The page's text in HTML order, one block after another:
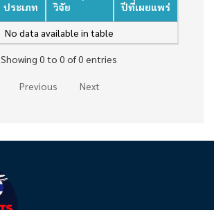
ประเภท
วิจัย
ปีที่เผยแพร่
No data available in table
Showing 0 to 0 of 0 entries
Previous Next